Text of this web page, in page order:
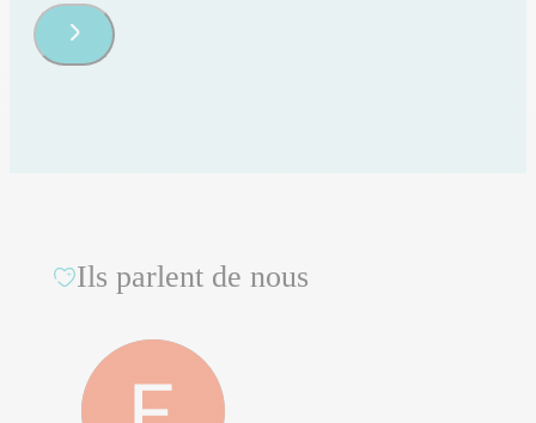
Ils parlent de nous